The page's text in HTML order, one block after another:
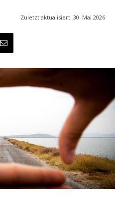
Zuletzt aktualisiert: 30. Mai 2026